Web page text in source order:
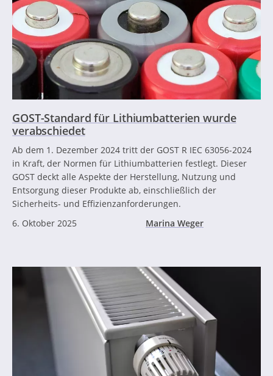
GOST-Standard für Lithiumbatterien wurde
verabschiedet
Ab dem 1. Dezember 2024 tritt der GOST R IEC 63056-2024
in Kraft, der Normen für Lithiumbatterien festlegt. Dieser
GOST deckt alle Aspekte der Herstellung, Nutzung und
Entsorgung dieser Produkte ab, einschließlich der
Sicherheits- und Effizienzanforderungen.
6. Oktober 2025
Marina Weger